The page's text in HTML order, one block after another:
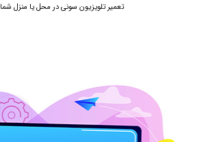
تعمیر تلویزیون سونی در محل یا منزل شما